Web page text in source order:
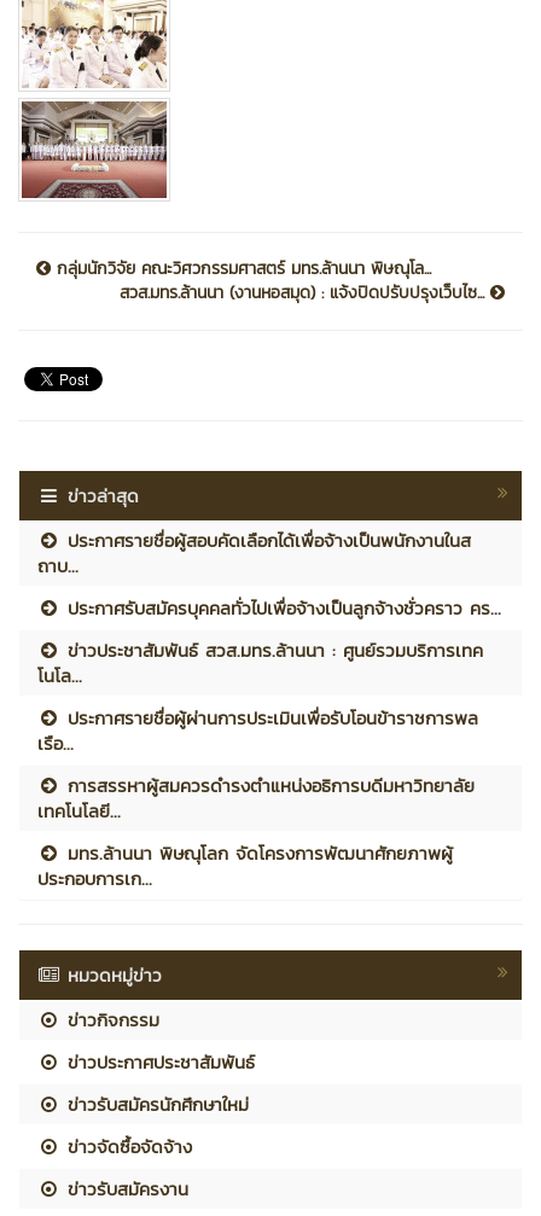
กลุ่มนักวิจัย คณะวิศวกรรมศาสตร์ มทร.ล้านนา พิษณุโล...
สวส.มทร.ล้านนา (งานหอสมุด) : แจ้งปิดปรับปรุงเว็บไซ...
ข่าวล่าสุด
ประกาศรายชื่อผู้สอบคัดเลือกได้เพื่อจ้างเป็นพนักงานในส
ถาบ...
ประกาศรับสมัครบุคคลทั่วไปเพื่อจ้างเป็นลูกจ้างชั่วคราว คร...
ข่าวประชาสัมพันธ์ สวส.มทร.ล้านนา : ศูนย์รวมบริการเทค
โนโล...
ประกาศรายชื่อผู้ผ่านการประเมินเพื่อรับโอนข้าราชการพล
เรือ...
การสรรหาผู้สมควรดำรงตำแหน่งอธิการบดีมหาวิทยาลัย
เทคโนโลยี...
มทร.ล้านนา พิษณุโลก จัดโครงการพัฒนาศักยภาพผู้
ประกอบการเก...
หมวดหมู่ข่าว
ข่าวกิจกรรม
ข่าวประกาศประชาสัมพันธ์
ข่าวรับสมัครนักศึกษาใหม่
ข่าวจัดซื้อจัดจ้าง
ข่าวรับสมัครงาน